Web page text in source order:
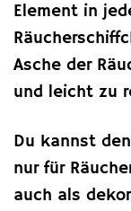
Element in
Asche der
und leicht zu
Du kannst
nur für
auch als